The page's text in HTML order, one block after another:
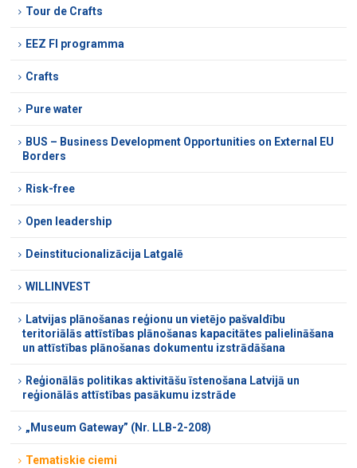
Tour de Crafts
EEZ FI programma
Crafts
Pure water
BUS – Business Development Opportunities on External EU
Borders
Risk-free
Open leadership
Deinstitucionalizācija Latgalē
WILLINVEST
Latvijas plānošanas reģionu un vietējo pašvaldību
teritoriālās attīstības plānošanas kapacitātes palielināšana
un attīstības plānošanas dokumentu izstrādāšana
Reģionālās politikas aktivitāšu īstenošana Latvijā un
reģionālās attīstības pasākumu izstrāde
„Museum Gateway” (Nr. LLB-2-208)
Tematiskie ciemi